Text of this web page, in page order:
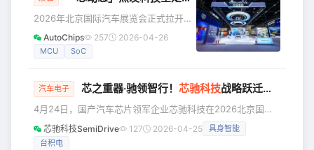
用，成功通过《汽车芯片认证审查技术体系》审查。这标志着
杰发科技车规级MCU芯片在可靠性、安全性及标准化方面，
已完全达
2026年北京国际汽车展览会正式拉开帷
幕，杰发科技亮相四维图新“芯境”展台，
全面展示了车规级SoC与MCU核心芯片
能化变革加速与全球化“出海”交汇期的大
高可靠性的车规级芯片基石平台，为行
业提供坚实的汽车电子底层算力支撑。
SoC家族：拓宽“出海”与两轮车全新赛道
AutoChips 257 2026-04-26
MCU SoC
汽车电子 芯之重器·驰领智行！ 芯驰科技战略跃迁，从汽车到具身智能全栈「芯」突破
4月24日，国产汽车芯片领军企业芯驰科技在2026北京国际
汽车展览会上举办发布会，以「芯之重器·驰领智行」为主
题，全面展示在智能座舱、智能车控及具身智能三大产品线的
芯驰科技SemiDrive 127 2026-04-25
具身智能
台积电